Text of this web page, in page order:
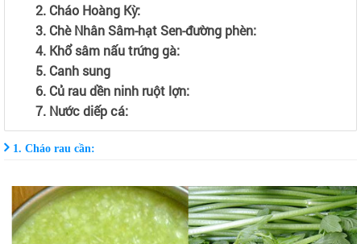
2. Cháo Hoàng Kỳ:
3. Chè Nhân Sâm-hạt Sen-đường phèn:
4. Khổ sâm nấu trứng gà:
5. Canh sung
6. Củ rau dền ninh ruột lợn:
7. Nước diếp cá:
1. Cháo rau cần: